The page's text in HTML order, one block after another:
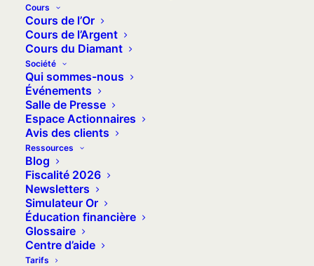
Cours
Cours de l’Or
Cours de l’Argent
Cours du Diamant
Société
Qui sommes-nous
Événements
Salle de Presse
Espace Actionnaires
Avis des clients
Ressources
Blog
Fiscalité 2026
Newsletters
Simulateur Or
Éducation financière
Glossaire
Centre d’aide
Tarifs
monnaie universelle ?
GS Retail est une entreprise de vente au
détail basée à Séoul qui exploite plus
de 10 000 magasins de proximité à
travers la Corée du Sud. Profitant de
son maillage géographique
exceptionnel, et consciente de l’intérêt
grandissant de la population pour les
métaux précieux, la société a décidé en
septembre 2022 d’installer des
distributeurs automatiques de lingots